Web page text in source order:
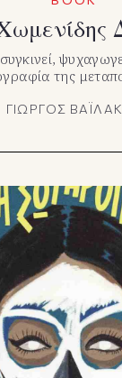
της
ΓΙΩΡΓΟΣ